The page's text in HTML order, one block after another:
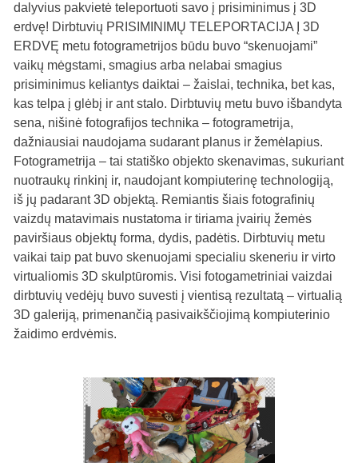
dalyvius pakvietė teleportuoti savo į prisiminimus į 3D
erdvę! Dirbtuvių PRISIMINIMŲ TELEPORTACIJA Į 3D
ERDVĘ metu fotogrametrijos būdu buvo “skenuojami”
vaikų mėgstami, smagius arba nelabai smagius
prisiminimus keliantys daiktai – žaislai, technika, bet kas,
kas telpa į glėbį ir ant stalo. Dirbtuvių metu buvo išbandyta
sena, nišinė fotografijos technika – fotogrametrija,
dažniausiai naudojama sudarant planus ir žemėlapius.
Fotogrametrija – tai statiško objekto skenavimas, sukuriant
nuotraukų rinkinį ir, naudojant kompiuterinę technologiją,
iš jų padarant 3D objektą. Remiantis šiais fotografinių
vaizdų matavimais nustatoma ir tiriama įvairių žemės
paviršiaus objektų forma, dydis, padėtis. Dirbtuvių metu
vaikai taip pat buvo skenuojami specialiu skeneriu ir virto
virtualiomis 3D skulptūromis. Visi fotogametriniai vaizdai
dirbtuvių vedėjų buvo suvesti į vientisą rezultatą – virtualią
3D galeriją, primenančią pasivaikščiojimą kompiuterinio
žaidimo erdvėmis.